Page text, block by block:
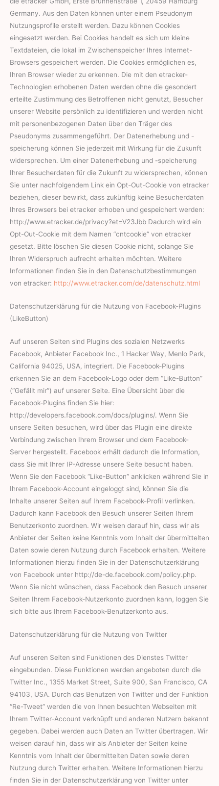
Germany. Aus den Daten können unter einem Pseudonym
Nutzungsprofile erstellt werden. Dazu können Cookies
eingesetzt werden. Bei Cookies handelt es sich um kleine
Textdateien, die lokal im Zwischenspeicher Ihres Internet-
Browsers gespeichert werden. Die Cookies ermöglichen es,
Ihren Browser wieder zu erkennen. Die mit den etracker-
Technologien erhobenen Daten werden ohne die gesondert
erteilte Zustimmung des Betroffenen nicht genutzt, Besucher
unserer Website persönlich zu identifizieren und werden nicht
mit personenbezogenen Daten über den Träger des
Pseudonyms zusammengeführt. Der Datenerhebung und -
speicherung können Sie jederzeit mit Wirkung für die Zukunft
widersprechen. Um einer Datenerhebung und -speicherung
Ihrer Besucherdaten für die Zukunft zu widersprechen, können
Sie unter nachfolgendem Link ein Opt-Out-Cookie von etracker
beziehen, dieser bewirkt, dass zukünftig keine Besucherdaten
Ihres Browsers bei etracker erhoben und gespeichert werden:
http://www.etracker.de/privacy?et=V23Jbb Dadurch wird ein
Opt-Out-Cookie mit dem Namen “cntcookie” von etracker
gesetzt. Bitte löschen Sie diesen Cookie nicht, solange Sie
Ihren Widerspruch aufrecht erhalten möchten. Weitere
Informationen finden Sie in den Datenschutzbestimmungen
von etracker: http://www.etracker.com/de/datenschutz.html
Datenschutzerklärung für die Nutzung von Facebook-Plugins
(LikeButton)
Auf unseren Seiten sind Plugins des sozialen Netzwerks
Facebook, Anbieter Facebook Inc., 1 Hacker Way, Menlo Park,
California 94025, USA, integriert. Die Facebook-Plugins
erkennen Sie an dem Facebook-Logo oder dem “Like-Button”
(“Gefällt mir”) auf unserer Seite. Eine Übersicht über die
Facebook-Plugins finden Sie hier:
http://developers.facebook.com/docs/plugins/. Wenn Sie
unsere Seiten besuchen, wird über das Plugin eine direkte
Verbindung zwischen Ihrem Browser und dem Facebook-
Server hergestellt. Facebook erhält dadurch die Information,
dass Sie mit Ihrer IP-Adresse unsere Seite besucht haben.
Wenn Sie den Facebook “Like-Button” anklicken während Sie in
Ihrem Facebook-Account eingeloggt sind, können Sie die
Inhalte unserer Seiten auf Ihrem Facebook-Profil verlinken.
Dadurch kann Facebook den Besuch unserer Seiten Ihrem
Benutzerkonto zuordnen. Wir weisen darauf hin, dass wir als
Anbieter der Seiten keine Kenntnis vom Inhalt der übermittelten
Daten sowie deren Nutzung durch Facebook erhalten. Weitere
Informationen hierzu finden Sie in der Datenschutzerklärung
von Facebook unter http://de-de.facebook.com/policy.php.
Wenn Sie nicht wünschen, dass Facebook den Besuch unserer
Seiten Ihrem Facebook-Nutzerkonto zuordnen kann, loggen Sie
sich bitte aus Ihrem Facebook-Benutzerkonto aus.
Datenschutzerklärung für die Nutzung von Twitter
Auf unseren Seiten sind Funktionen des Dienstes Twitter
eingebunden. Diese Funktionen werden angeboten durch die
Twitter Inc., 1355 Market Street, Suite 900, San Francisco, CA
94103, USA. Durch das Benutzen von Twitter und der Funktion
“Re-Tweet” werden die von Ihnen besuchten Webseiten mit
Ihrem Twitter-Account verknüpft und anderen Nutzern bekannt
gegeben. Dabei werden auch Daten an Twitter übertragen. Wir
weisen darauf hin, dass wir als Anbieter der Seiten keine
Kenntnis vom Inhalt der übermittelten Daten sowie deren
Nutzung durch Twitter erhalten. Weitere Informationen hierzu
finden Sie in der Datenschutzerklärung von Twitter unter